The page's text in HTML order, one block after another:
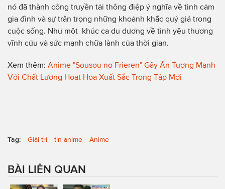
nó đã thành công truyền tải thông điệp ý nghĩa về tình cảm
gia đình và sự trân trọng những khoảnh khắc quý giá trong
cuộc sống. Như một khúc ca du dương về tình yêu thương
vĩnh cửu và sức mạnh chữa lành của thời gian.
Xem thêm: Anime "Sousou no Frieren" Gây Ấn Tượng Mạnh
Với Chất Lượng Hoạt Họa Xuất Sắc Trong Tập Mới
Tag: Giải trí tin anime Anime
BÀI LIÊN QUAN